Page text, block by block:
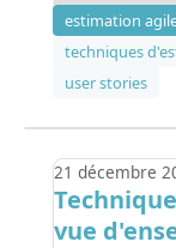
inconvénients
approche.
estimation
techniques
user stories
21 décembre
vue